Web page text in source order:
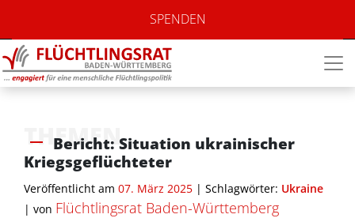
SPENDEN
THEMEN
Bericht: Situation ukrainischer
Kriegsgeflüchteter
Veröffentlicht am 07. März 2025 | Schlagwörter: Ukraine
| von Flüchtlingsrat Baden-Württemberg